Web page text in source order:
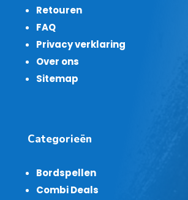
Retouren
FAQ
Privacy verklaring
Over ons
Sitemap
Categorieën
Bordspellen
Combi Deals